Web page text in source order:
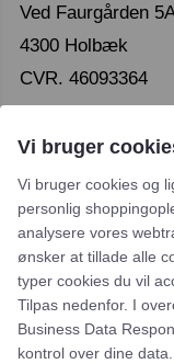
Ved Faurgården
4300 Holbæk
CVR. 46093364
Leje- og
Cookie- og
Typiske spørgsmål
Vi bruger
Vi bruger cookies og
personlig
analysere vores
ønsker at tillade alle
typer cookies du vil
Tilpas nedenfor. I
Business Data
kontrol over dine data.